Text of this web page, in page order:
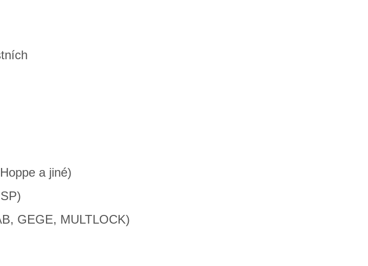
a jiné)
GEGE, MULTLOCK)